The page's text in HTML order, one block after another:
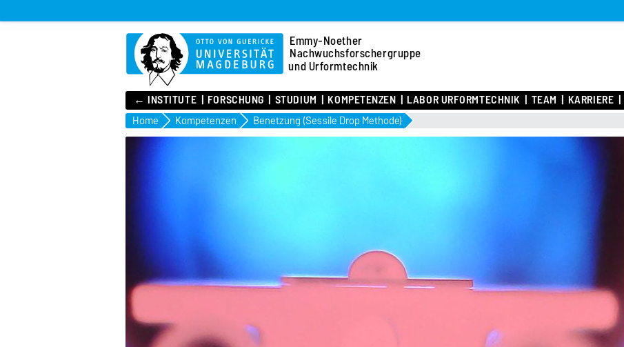
Emmy-Noether
Nachwuchsforschergruppe
und Urformtechnik
← INSTITUTE FORSCHUNG STUDIUM KOMPETENZEN LABOR URFORMTECHNIK TEAM KARRIERE
Home Kompetenzen Benetzung (Sessile Drop Methode)